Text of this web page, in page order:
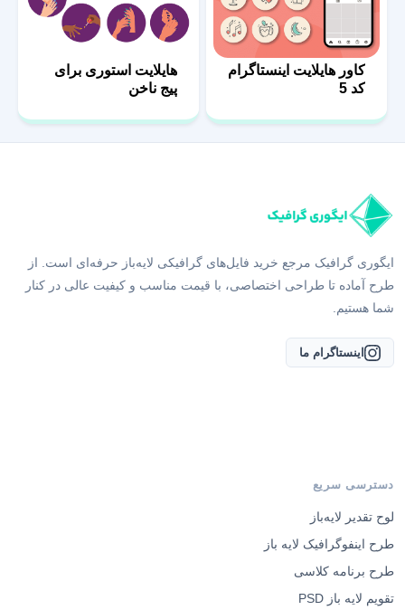
کاور هایلایت اینستاگرام
کد 5
هایلایت استوری برای
پیج ناخن
ایگوری گرافیک مرجع خرید فایل‌های گرافیکی لایه‌باز حرفه‌ای است. از
طرح آماده تا طراحی اختصاصی، با قیمت مناسب و کیفیت عالی در کنار
شما هستیم.
اینستاگرام ما
دسترسی سریع
لوح تقدیر لایه‌باز
طرح اینفوگرافیک لایه باز
طرح برنامه کلاسی
تقویم لایه باز PSD